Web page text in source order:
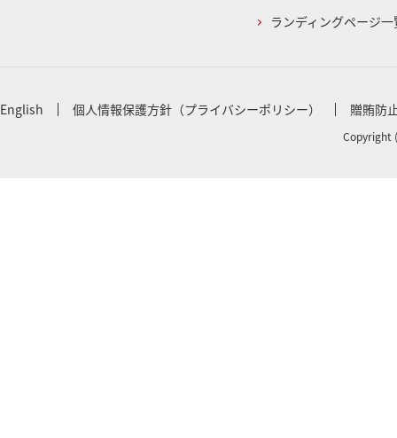
ランディングページ一
English 個人情報保護方針（プライバシーポリシー） 贈賄防
Copyright